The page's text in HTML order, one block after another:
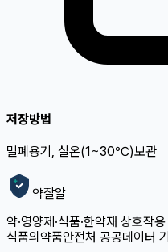
저장방법
밀폐용기, 실온(1~30℃)보관
약잘알
약·영양제·식품·한약재 상호작
식품의약품안전처 공공데이터